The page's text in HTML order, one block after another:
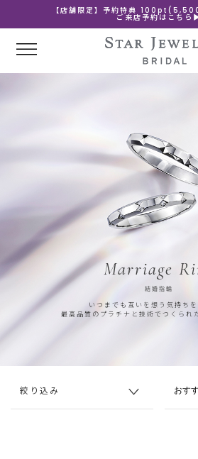
【店舗限定】予約特典
ご来店予約はこちら
Marriage
結婚指輪
いつまでも互いを想う気持ち
最高品質のプラチナと技術でつくられ
絞り込み